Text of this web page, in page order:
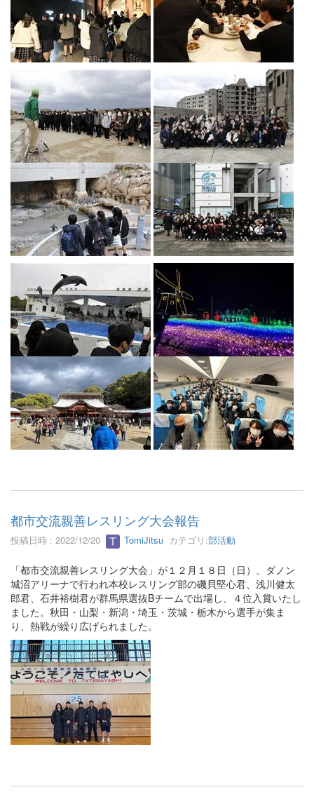
都市交流親善レスリング大会報告
投稿日時 : 2022/12/20 TomiJitsu カテゴリ:部活動
「都市交流親善レスリング大会」が１２月１８日（日）、ダノン
城沼アリーナで行われ本校レスリング部の磯貝堅心君、浅川健太
郎君、石井裕樹君が群馬県選抜Bチームで出場し、４位入賞いたし
ました。秋田・山梨・新潟・埼玉・茨城・栃木から選手が集ま
り、熱戦が繰り広げられました。